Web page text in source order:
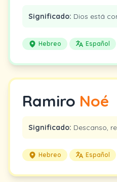
Significado: Dios está
Hebreo Español
Ramiro Noé
Significado: Descanso,
Hebreo Español